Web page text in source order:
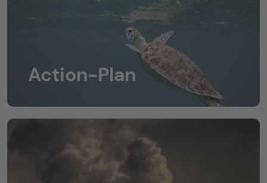
Action-Plan